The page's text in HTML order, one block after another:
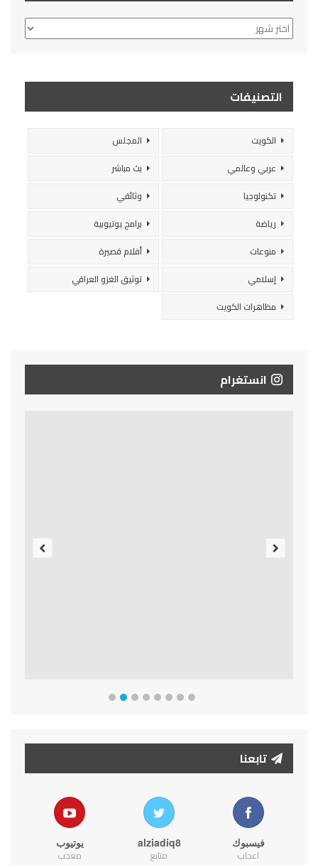
الأرشيف
التصنيفات
الكويت
المجلس
عربي وعالمي
بث مباشر
تكنولوجيا
وثائقي
رياضة
برامج يوتيوبية
منوعات
أفلام قصيرة
إسلامي
توثيق الغزو العراقي
مظاهرات الكويت
انستغرام
تابعنا
فيسبوك
اعجاب
alziadiq8
متابع
يوتيوب
معجب